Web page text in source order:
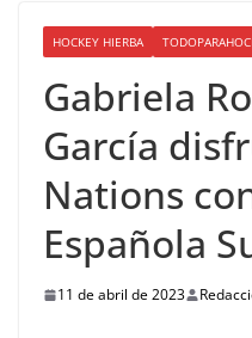
HOCKEY HIERBA
Gabriela
García
Nations
Española
11 de abril de 2023